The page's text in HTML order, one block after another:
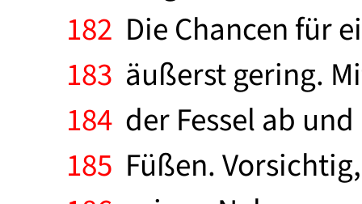
182 Die Chancen für
183 äußerst gering.
184 der Fessel ab
185 Füßen.